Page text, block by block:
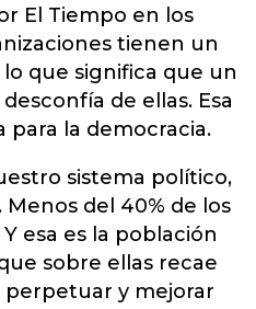
El Tiempo en los
tienen un
lo que significa que un
de ellas. Esa
para la democracia.
sistema político,
Menos del 40% de los
esa es la población
sobre ellas recae
perpetuar y mejorar